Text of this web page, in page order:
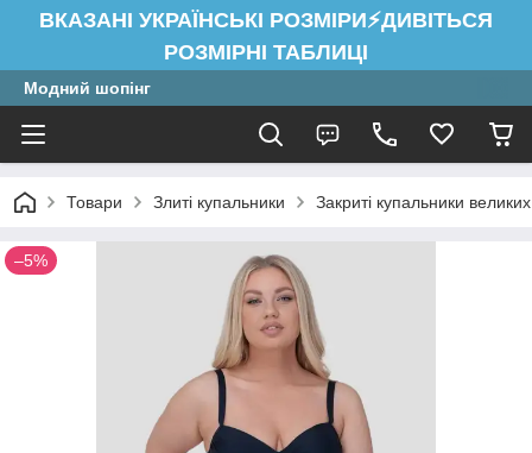
ВКАЗАНІ УКРАЇНСЬКІ РОЗМІРИ⚡ДИВІТЬСЯ
РОЗМІРНІ ТАБЛИЦІ
Модний шопінг
Товари Злиті купальники Закриті купальники великих
–5%